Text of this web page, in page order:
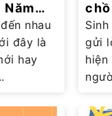
nhau
đây là
hay
gửi